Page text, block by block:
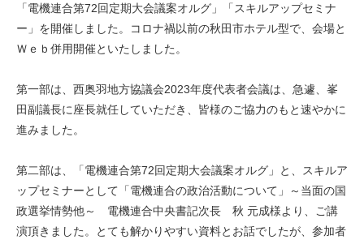
「電機連合第72回定期大会議案オルグ」「スキルアップセミナ
ー」を開催しました。コロナ禍以前の秋田市ホテル型で、会場と
Ｗｅｂ併用開催といたしました。
第一部は、西奥羽地方協議会2023年度代表者会議は、急遽、峯
田副議長に座長就任していただき、皆様のご協力のもと速やかに
進みました。
第二部は、「電機連合第72回定期大会議案オルグ」と、スキルア
ップセミナーとして「電機連合の政治活動について」～当面の国
政選挙情勢他～ 電機連合中央書記次長 秋 元成様より、ご講
演頂きました。とても解かりやすい資料とお話でしたが、参加者